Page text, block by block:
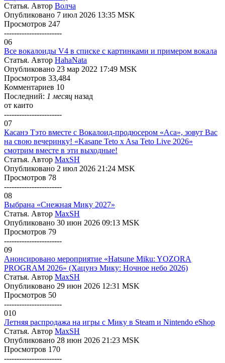
Статья. Автор Волчa
Опубликовано 7 июл 2026 13:35 MSK
Просмотров 247
-----------------------
06
Все вокалоиды V4 в списке с картинками и примером вокала
Статья. Автор HahaNata
Опубликовано 23 мар 2022 17:49 MSK
Просмотров 33,484
Комментариев 10
Последний: 1 месяц назад
от каито
-----------------------
07
Касанэ Тэто вместе с Вокалоид-продюсером «Аса», зовут Вас
на свою вечеринку! «Kasane Teto x Asa Teto Live 2026»
смотрим вместе в эти выходные!
Статья. Автор MaxSH
Опубликовано 2 июл 2026 21:24 MSK
Просмотров 78
-----------------------
08
Выбрана «Снежная Мику 2027»
Статья. Автор MaxSH
Опубликовано 30 июн 2026 09:13 MSK
Просмотров 79
-----------------------
09
Анонсировано мероприятие «Hatsune Miku: YOZORA
PROGRAM 2026» (Хацунэ Мику: Ночное небо 2026)
Статья. Автор MaxSH
Опубликовано 29 июн 2026 12:31 MSK
Просмотров 50
-----------------------
010
Летняя распродажа на игры с Мику в Steam и Nintendo eShop
Статья. Автор MaxSH
Опубликовано 28 июн 2026 21:23 MSK
Просмотров 170
-----------------------